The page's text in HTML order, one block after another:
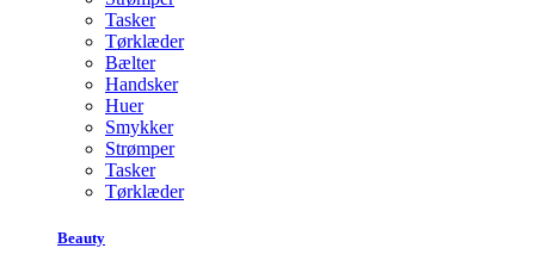
Tasker
Tørklæder
Bælter
Handsker
Huer
Smykker
Strømper
Tasker
Tørklæder
Beauty